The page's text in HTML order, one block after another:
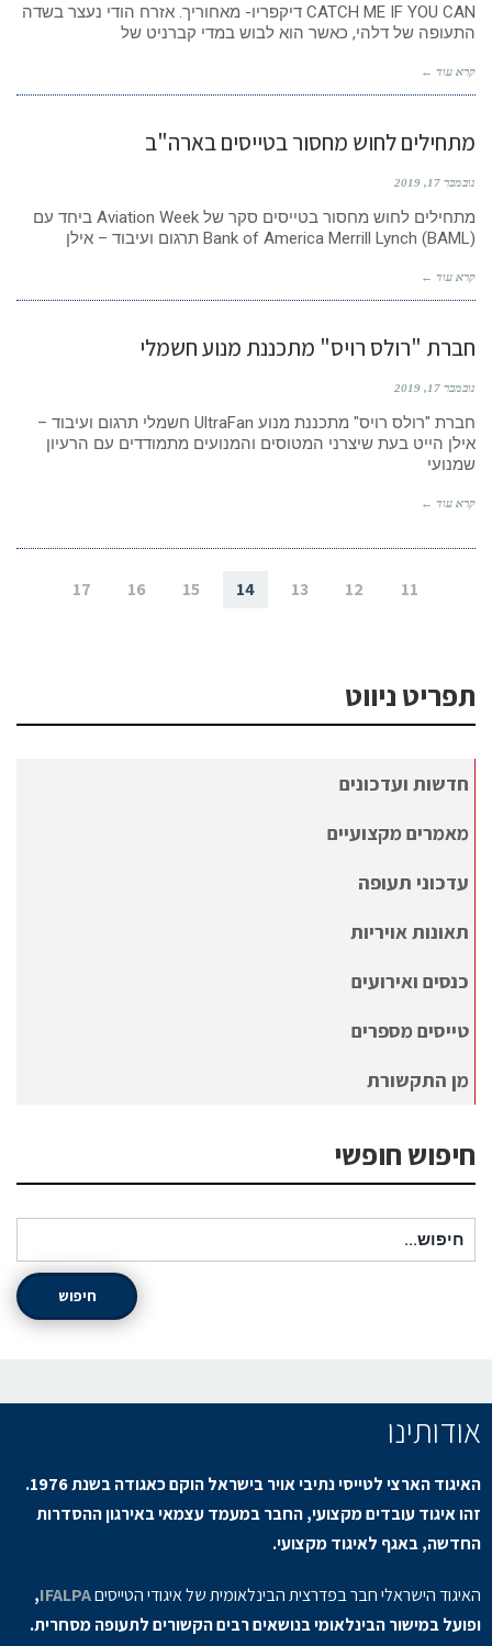
CATCH ME IF YOU CAN דיקפריו- מאחוריך. אזרח הודי נעצר בשדה
התעופה של דלהי, כאשר הוא לבוש במדי קברניט של
קרא עוד ←
מתחילים לחוש מחסור בטייסים בארה"ב
נובמבר 17, 2019
מתחילים לחוש מחסור בטייסים סקר של Aviation Week ביחד עם
Bank of America Merrill Lynch (BAML) תרגום ועיבוד – אילן
קרא עוד ←
חברת "רולס רויס" מתכננת מנוע חשמלי
נובמבר 17, 2019
חברת "רולס רויס" מתכננת מנוע UltraFan חשמלי תרגום ועיבוד –
אילן הייט בעת שיצרני המטוסים והמנועים מתמודדים עם הרעיון
שמנועי
קרא עוד ←
11
12
13
14
15
16
17
תפריט ניווט
חדשות ועדכונים
מאמרים מקצועיים
עדכוני תעופה
תאונות אויריות
כנסים ואירועים
טייסים מספרים
מן התקשורת
חיפוש חופשי
חיפוש
אודותינו
האיגוד הארצי לטייסי נתיבי אויר בישראל הוקם כאגודה בשנת 1976.
זהו איגוד עובדים מקצועי, החבר במעמד עצמאי באירגון ההסדרות
החדשה, באגף לאיגוד מקצועי.
האיגוד הישראלי חבר בפדרצית הבינלאומית של איגודי הטייסיםIFALPA
,
ופועל במישור הבינלאומי בנושאים רבים הקשורים לתעופה מסחרית.